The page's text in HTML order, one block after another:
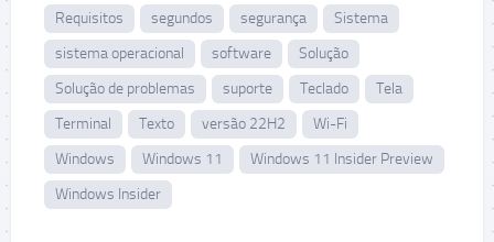
Requisitos
segundos segurança
Sistema
sistema operacional
software
Solução
Solução de problemas
suporte Teclado
Tela
Terminal
Texto versão 22H2
Wi-Fi
Windows
Windows 11
Windows 11 Insider Preview
Windows Insider